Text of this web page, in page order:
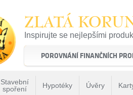
ZLATÁ
Inspirujte se nejlepšími
22 let tradice a kvality na
POROVNÁNÍ FINANČNÍCH
Stavební
spoření
Hypotéky Úvěry